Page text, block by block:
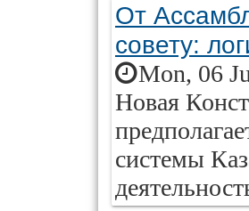
От
совету:
Mon, 06
Новая
системы